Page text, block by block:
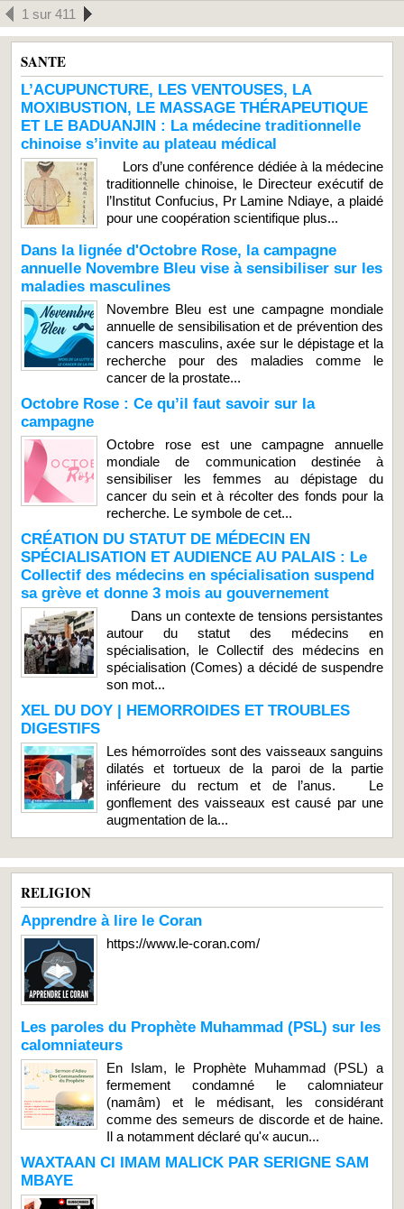
1 sur 411
SANTE
L’ACUPUNCTURE, LES VENTOUSES, LA
MOXIBUSTION, LE MASSAGE THÉRAPEUTIQUE
ET LE BADUANJIN : La médecine traditionnelle
chinoise s’invite au plateau médical
Lors d’une conférence dédiée à la médecine
traditionnelle chinoise, le Directeur exécutif de
l’Institut Confucius, Pr Lamine Ndiaye, a plaidé
pour une coopération scientifique plus...
Dans la lignée d'Octobre Rose, la campagne
annuelle Novembre Bleu vise à sensibiliser sur les
maladies masculines
Novembre Bleu est une campagne mondiale
annuelle de sensibilisation et de prévention des
cancers masculins, axée sur le dépistage et la
recherche pour des maladies comme le
cancer de la prostate...
Octobre Rose : Ce qu’il faut savoir sur la
campagne
Octobre rose est une campagne annuelle
mondiale de communication destinée à
sensibiliser les femmes au dépistage du
cancer du sein et à récolter des fonds pour la
recherche. Le symbole de cet...
CRÉATION DU STATUT DE MÉDECIN EN
SPÉCIALISATION ET AUDIENCE AU PALAIS : Le
Collectif des médecins en spécialisation suspend
sa grève et donne 3 mois au gouvernement
Dans un contexte de tensions persistantes
autour du statut des médecins en
spécialisation, le Collectif des médecins en
spécialisation (Comes) a décidé de suspendre
son mot...
XEL DU DOY | HEMORROIDES ET TROUBLES
DIGESTIFS
Les hémorroïdes sont des vaisseaux sanguins
dilatés et tortueux de la paroi de la partie
inférieure du rectum et de l’anus. Le
gonflement des vaisseaux est causé par une
augmentation de la...
RELIGION
Apprendre à lire le Coran
https://www.le-coran.com/
Les paroles du Prophète Muhammad (PSL) sur les
calomniateurs
En Islam, le Prophète Muhammad (PSL) a
fermement condamné le calomniateur
(namâm) et le médisant, les considérant
comme des semeurs de discorde et de haine.
Il a notamment déclaré qu'« aucun...
WAXTAAN CI IMAM MALICK PAR SERIGNE SAM
MBAYE